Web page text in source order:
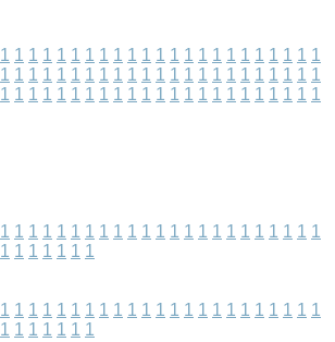
1 1 1 1 1 1 1 1 1 1 1 1 1 1 1 1 1 1 1 1 1 1 1
1 1 1 1 1 1 1 1 1 1 1 1 1 1 1 1 1 1 1 1 1 1 1
1 1 1 1 1 1 1 1 1 1 1 1 1 1 1 1 1 1 1 1 1 1 1
1 1 1 1 1 1 1 1 1 1 1 1 1 1 1 1 1 1 1 1 1 1 1
1 1 1 1 1 1 1
1 1 1 1 1 1 1 1 1 1 1 1 1 1 1 1 1 1 1 1 1 1 1
1 1 1 1 1 1 1